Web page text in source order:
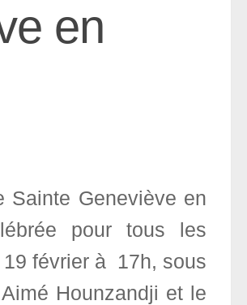
en
Sainte Geneviève en
pour tous les
février à 17h, sous
Hounzandji et le